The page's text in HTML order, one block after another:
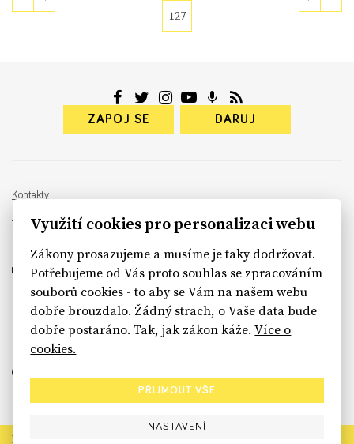
127
ZAPOJ SE DARUJ
Kontakty
info@rekonstrukcestatu.cz
sinfin.digital
Rekonstrukce státu končí. Její členské organizace však dál
Využití cookies pro personalizaci webu
Zákony prosazujeme a musíme je taky dodržovat.
Potřebujeme od Vás proto souhlas se zpracováním
souborů cookies - to aby se Vám na našem webu
dobře brouzdalo. Žádný strach, o Vaše data bude
dobře postaráno. Tak, jak zákon káže.Více o
cookies.
PŘIJMOUT VŠE
NASTAVENÍ